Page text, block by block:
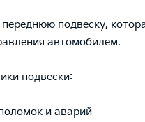
подвеску,
автомобилем.
подвески:
и аварий